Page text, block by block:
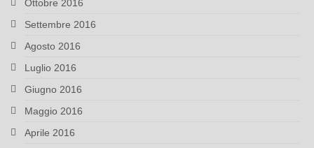
Ottobre 2016
Settembre 2016
Agosto 2016
Luglio 2016
Giugno 2016
Maggio 2016
Aprile 2016